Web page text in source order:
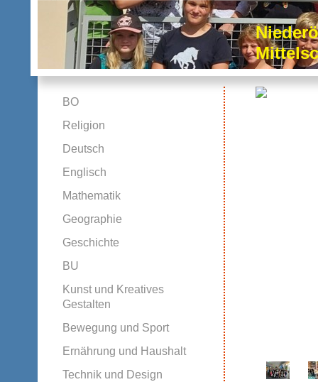
BO
Religion
Deutsch
Englisch
Mathematik
Geographie
Geschichte
BU
Kunst und Kreatives
Gestalten
Bewegung und Sport
Ernährung und Haushalt
Technik und Design